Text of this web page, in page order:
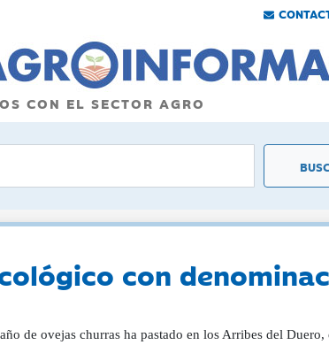
CON EL SECTOR AGRO
con
de ovejas churras ha pastado en los Arribes del